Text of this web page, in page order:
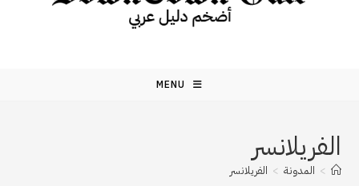
MENU
الفريلانسر
> المدونة > الفريلانسر